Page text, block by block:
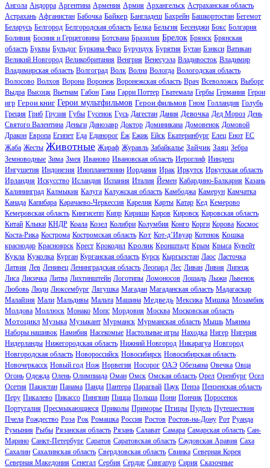
Ангола Андорра Аргентина Армения Армия Архангельск Астраханская область
Астрахань Афганистан Бабочка Байкер Бангладеш Бахрейн Башкортостан Бегемот
Беларусь Белгород Белгородская область Белка Бельгия Бесенджи Бокс Болгария
Боливия Босния и Герцеговина Ботсвана Бразилия Брелок Брянск Брянская
область Буквы Бульдог Буркина Фасо Бурундук Бурятия Бутан Бэнкси Ватикан
Великий Новгород Великобритания Венгрия Венесуэла Владивосток Владимир
Владимирская область Волгоград Волк Волна Вологда Вологодская область
Волосово Волхов Ворона Воронеж Воронежская область Врач Всеволожск Выборг
Выдра Высоцк Вьетнам Габон Гана Гарри Поттер Гватемала Гербы Германия Герои
игр Герои книг Герои мультфильмов Герои фильмов Гном Голландия Голубь
Греция Гриб Грузия Губы Гусенок Гусь Дагестан Дания Девочка Дед Мороз День
Святого Валентина Деньги Динозавр Доктор Доминикана Домовенок Домовой
Дракон Европа Египет Еда Единорог Ёж Ежик Ейск Екатеринбург Елец Енот ЕС
Жаба Жесты Животные Жираф Журавль Забайкалье Зайчик Заяц Зебра
Земноводные Зима Змея Иваново Ивановская область Иероглиф Ииндеец
Ингушетия Индонезия Инопланетянин Иордания Ирак Иркутск Иркутская область
Ирландия Искусство Исландия Испания Италия Йемен Кабардино-Балкария Казань
Калининград Калмыкия Калуга Калужская область Камбоджа Камерун Камчатка
Канада Капибара Карачаево-Черкессия Карелия Карты Катар Кед Кемерово
Кемеровская область Кингисепп Кипр Кириши Киров Кировск Кировская область
Китай Клыки КНДР Коала Козел Колибри Колумбия Конго Корги Корова Космос
Коста-Рика Кострома Костромская область Кот Кот-д’Ивуар Котенок Кошка
краснодар Красноярск Крест Крокодил Кролик Кронштадт Крым Крыса Кувейт
Кукла Куколка Курган Курганская область Курск Кыргызстан Лаос Ласточка
Латвия Лев Ленивец Ленинградская область Леопард Лес Ливан Ливия Липецк
Лиса Лисичка Литва Лихтинштейн Логотипы Ломоносов Лошадь Лыжи Львенок
Любовь Люди Люксембург Лягушка Магадан Магаданская область Мадагаскар
Малайзия Мали Мальдивы Мальта Машина Медведь Мексика Мишка Мозамбик
Молдова Моллюск Монако Мопс Мордовия Москва Московская область
Мотоцикл Музыка Музыкант Мурманск Мурманская область Мышь Мьянма
Наборы нашивок Намибия Насекомые Настольные игры Находка Нигер Нигерия
Нидерланды Нижегородская область Нижний Новгород Никарагуа Новгород
Новгородская область Новороссийск Новосибирск Новосибирская область
Новочеркасск Новый год Нож Норвегия Носорог ОАЭ Обезьяна Овечка Овца
Огонь Одежда Олень Олимпиада Оман Омск Омская область Орел Оренбург Осел
Осетия Пакистан Панама Панда Пантера Парагвай Паук Пенза Пензенская область
Перу Пикалево Пикассо Пингвин Пицца Польша Пони Пончик Поросенок
Португалия Пресмыкающиеся Приколы Приморье Птицы Пудель Путешествия
Пчела Рождество Роза Рок Ромашка Россия Ростов Ростов-на-Дону Рот Руанда
Румыния Рыбы Рязанская область Рязань Салават Самара Самарская область Сан-
Марино Санкт-Петербург Саратов Саратовская область Саудовская Аравия Саха
Сахалин Сахалинская область Свердловская область Свинка Северная Корея
Северная Македония Сенегал Сербия Сердце Сингапур Сирия Сказочные